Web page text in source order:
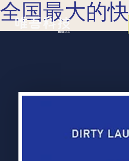
全国最大的